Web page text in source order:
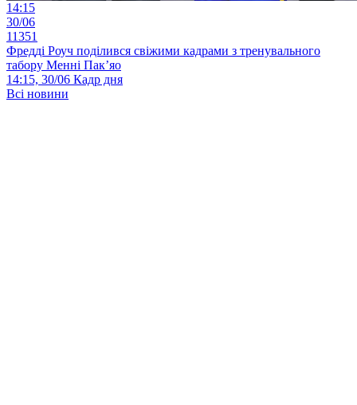
14:15
30/06
11351
Фредді Роуч поділився свіжими кадрами з тренувального
табору Менні Пак’яо
14:15, 30/06 Кадр дня
Всі новини